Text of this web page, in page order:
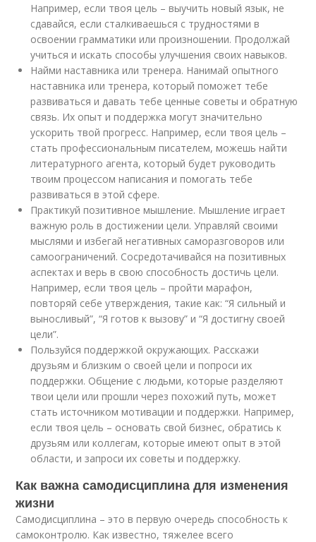
Например, если твоя цель – выучить новый язык, не
сдавайся, если сталкиваешься с трудностями в
освоении грамматики или произношении. Продолжай
учиться и искать способы улучшения своих навыков.
Найми наставника или тренера. Нанимай опытного
наставника или тренера, который поможет тебе
развиваться и давать тебе ценные советы и обратную
связь. Их опыт и поддержка могут значительно
ускорить твой прогресс. Например, если твоя цель –
стать профессиональным писателем, можешь найти
литературного агента, который будет руководить
твоим процессом написания и помогать тебе
развиваться в этой сфере.
Практикуй позитивное мышление. Мышление играет
важную роль в достижении цели. Управляй своими
мыслями и избегай негативных саморазговоров или
самоограничений. Сосредотачивайся на позитивных
аспектах и верь в свою способность достичь цели.
Например, если твоя цель – пройти марафон,
повторяй себе утверждения, такие как: “Я сильный и
выносливый”, “Я готов к вызову” и “Я достигну своей
цели”.
Пользуйся поддержкой окружающих. Расскажи
друзьям и близким о своей цели и попроси их
поддержки. Общение с людьми, которые разделяют
твои цели или прошли через похожий путь, может
стать источником мотивации и поддержки. Например,
если твоя цель – основать свой бизнес, обратись к
друзьям или коллегам, которые имеют опыт в этой
области, и запроси их советы и поддержку.
Как важна самодисциплина для изменения
жизни
Самодисциплина – это в первую очередь способность к
самоконтролю. Как известно, тяжелее всего